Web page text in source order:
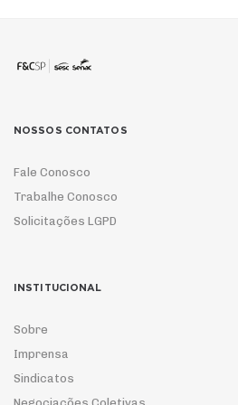
NOSSOS CONTATOS
Fale Conosco
Trabalhe Conosco
Solicitações LGPD
INSTITUCIONAL
Sobre
Imprensa
Sindicatos